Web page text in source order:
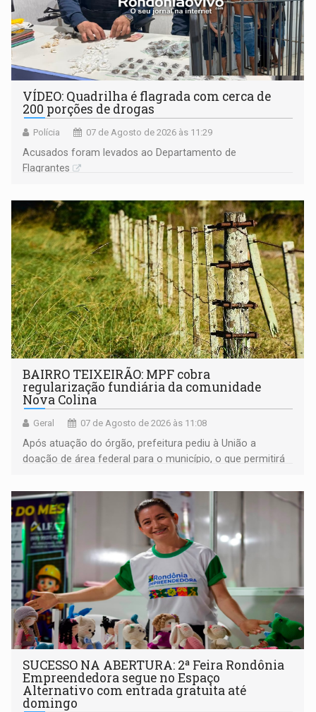
VÍDEO: Quadrilha é flagrada com cerca de
200 porções de drogas
Polícia 07 de Agosto de 2026 às 11:29
Acusados foram levados ao Departamento de
Flagrantes
BAIRRO TEIXEIRÃO: MPF cobra
regularização fundiária da comunidade
Nova Colina
Geral 07 de Agosto de 2026 às 11:08
Após atuação do órgão, prefeitura pediu à União a
doação de área federal para o município, o que permitirá
SUCESSO NA ABERTURA: 2ª Feira Rondônia
Empreendedora segue no Espaço
Alternativo com entrada gratuita até
domingo